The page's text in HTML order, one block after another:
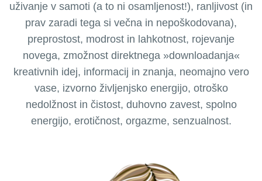
uživanje v samoti (a to ni osamljenost!), ranljivost (in
prav zaradi tega si večna in nepoškodovana),
preprostost, modrost in lahkotnost, rojevanje
novega, zmožnost direktnega »downloadanja«
kreativnih idej, informacij in znanja, neomajno vero
vase, izvorno življenjsko energijo, otroško
nedolžnost in čistost, duhovno zavest, spolno
energijo, erotičnost, orgazme, senzualnost.